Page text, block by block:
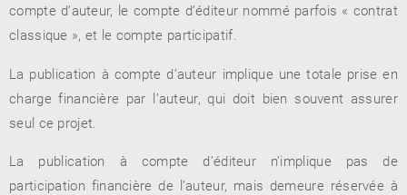
À PARAÎTRE
NOUVEAUTÉS
AVIS
A LA UNE
compte d’auteur, le compte d’éditeur nommé parfois « contrat
classique », et le compte participatif.
La publication à compte d’auteur implique une totale prise en
charge financière par l’auteur, qui doit bien souvent assurer
seul ce projet.
La publication à compte d’éditeur n’implique pas de
participation financière de l’auteur, mais demeure réservée à